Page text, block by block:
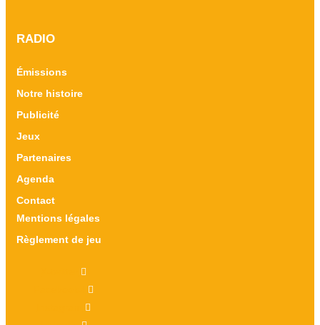
RADIO
Émissions
Notre histoire
Publicité
Jeux
Partenaires
Agenda
Contact
Mentions légales
Règlement de jeu